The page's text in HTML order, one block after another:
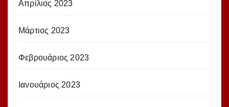
Απρίλιος 2023
Μάρτιος 2023
Φεβρουάριος 2023
Ιανουάριος 2023